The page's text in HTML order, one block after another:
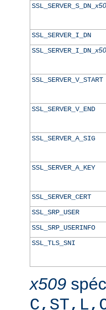
SSL_SERVER_S_DN_
SSL_SERVER_I_DN
SSL_SERVER_I_DN_
SSL_SERVER_V_START
SSL_SERVER_V_END
SSL_SERVER_A_SIG
SSL_SERVER_A_KEY
SSL_SERVER_CERT
SSL_SRP_USER
SSL_SRP_USERINFO
SSL_TLS_SNI
x509